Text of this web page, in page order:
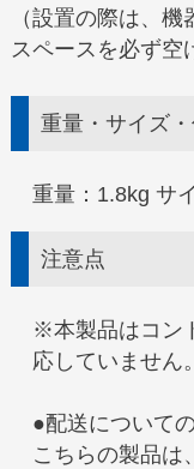
（設置の際は、
スペースを必ず空
重量・サイズ
重量：1.8kg サ
注意点
※本製品はコン
応していません。
●配送について
こちらの製品は